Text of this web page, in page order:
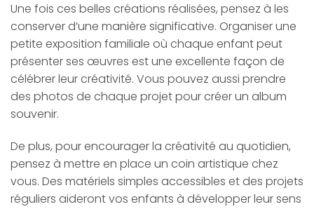
Une fois ces belles créations réalisées, pensez à les
conserver d’une manière significative. Organiser une
petite exposition familiale où chaque enfant peut
présenter ses œuvres est une excellente façon de
célébrer leur créativité. Vous pouvez aussi prendre
des photos de chaque projet pour créer un album
souvenir.
De plus, pour encourager la créativité au quotidien,
pensez à mettre en place un coin artistique chez
vous. Des matériels simples accessibles et des projets
réguliers aideront vos enfants à développer leur sens